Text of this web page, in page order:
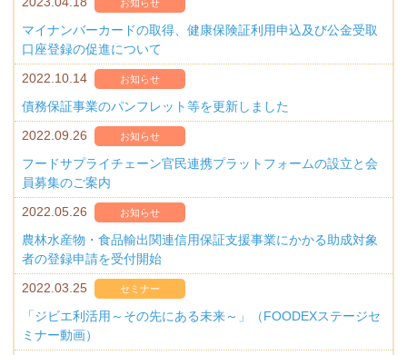
お知らせ
マイナンバーカードの取得、健康保険証利用申込及び公金受取
口座登録の促進について
2022.10.14
お知らせ
債務保証事業のパンフレット等を更新しました
2022.09.26
お知らせ
フードサプライチェーン官民連携プラットフォームの設立と会
員募集のご案内
2022.05.26
お知らせ
農林水産物・食品輸出関連信用保証支援事業にかかる助成対象
者の登録申請を受付開始
2022.03.25
セミナー
「ジビエ利活用～その先にある未来～」（FOODEXステージセ
ミナー動画）